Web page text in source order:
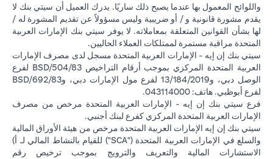
واللوائح المعمول بها عندما يصبح ذلك ساريًا. يدرك العميل أن سيتي بنك لا
يقدم مشورة قانونية و / أو ضريبية وليس مسؤولاً عن تقديم المشورة له /
لها بشأن القوانين المتعلقة بمعاملاته. لا يوفر سيتي بنك الإمارات العربية
المتحدة مراقبة مستمرة لممتلكات العملاء الحاليين.
سيتي بنك إن إيه - الإمارات العربية المتحدة مسجل لدى مصرف الإمارات
العربية المتحدة المركزي بموجب أرقام التراخيص BSD/504/83 لفرع
الوصل دبي، و13/184/2019 لفرع مول الإمارات دبي، وBSD/692/83
لفرع أبوظبي. هاتف: 043114000.
فرع سيتي بنك إن إيه - الإمارات العربية المتحدة مرخص من مصرف
الإمارات العربية المتحدة المركزي كفرع لبنك أجنبي.
سيتي بنك إن إيه الإمارات العربية المتحدة مرخص من هيئة الأوراق المالية
والسلع في الإمارات العربية المتحدة ("SCA") للقيام بالنشاط المالي لـ أ)
الاستشارات المالية والتعريف والترويج بموجب ترخيص رقم